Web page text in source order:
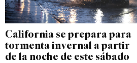
California se prepara para
tormenta invernal a partir
de la noche de este sábado